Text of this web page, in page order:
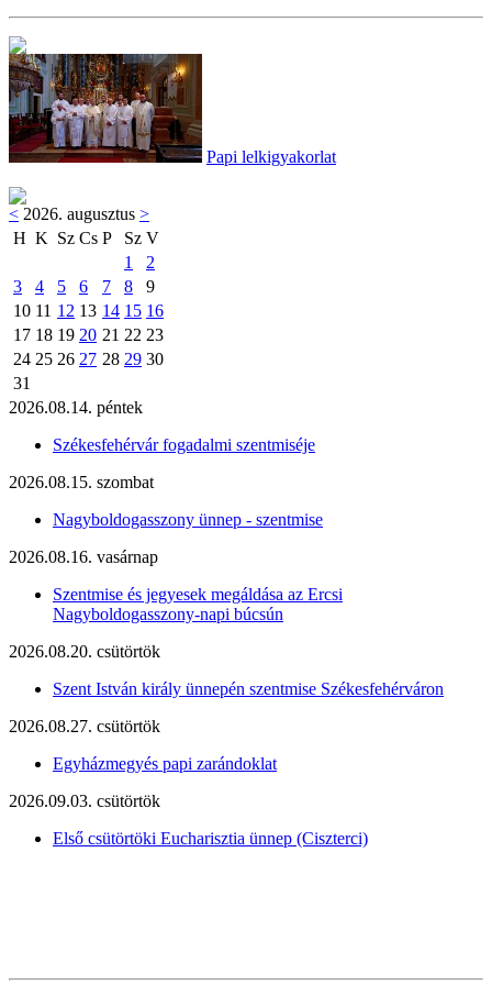
Papi lelkigyakorlat
< 2026. augusztus >
H K Sz Cs P Sz V
1
2
3
4 5 6 7 8
9
10 11 12 13 14 15 16
17 18 19 20 21 22 23
24 25 26 27 28 29 30
31
2026.08.14. péntek
Székesfehérvár fogadalmi szentmiséje
2026.08.15. szombat
Nagyboldogasszony ünnep - szentmise
2026.08.16. vasárnap
Szentmise és jegyesek megáldása az Ercsi
Nagyboldogasszony-napi búcsún
2026.08.20. csütörtök
Szent István király ünnepén szentmise Székesfehérváron
2026.08.27. csütörtök
Egyházmegyés papi zarándoklat
2026.09.03. csütörtök
Első csütörtöki Eucharisztia ünnep (Ciszterci)